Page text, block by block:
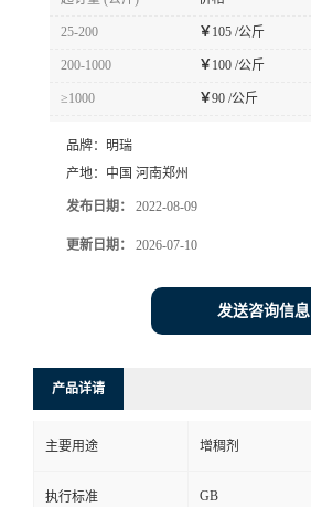
25-200 ￥ 105 /公斤
200-1000 ￥ 100 /公斤
≥1000 ￥90 /公斤
品牌： 明瑞
产地： 中国 河南郑州
发布日期： 2022-08-09
更新日期： 2026-07-10
发送咨询信息
产品详请
主要用途 增稠剂
执行标准 GB